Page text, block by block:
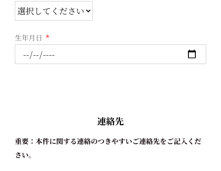
生年月日 *
連絡先
重要：本件に関する連絡のつきやすいご連絡先をご記入くだ
さい。